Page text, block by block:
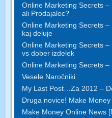
Online Marketing Secrets
ali Prodajalec?
Online Marketing Secrets
kaj deluje
Online Marketing Secrets
vs dober izdelek
Online Marketing Secrets
Vesele Naročniki
My Last Post…Za 2012 –
Druga novice! Make
Make Money Online News